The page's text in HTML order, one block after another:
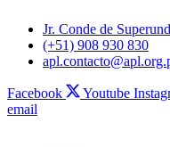
Jr. Conde de
(+51) 908 930 830
Facebook Youtube
email